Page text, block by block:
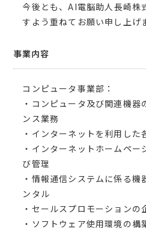
今後とも、AI電脳助人長崎株
すよう重ねてお願い申し上げ
事業内容
コンピュータ事業部：
・コンピュータ及び関連機
ンス業務
・インターネットを利用した
・インターネットホームペ
び管理
・情報通信システムに係る
ンタル
・セールスプロモーションの
・ソフトウェア使用環境の